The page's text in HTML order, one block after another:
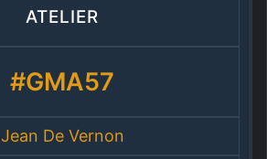
ATELIER
#GMA57
Jean De Vernon